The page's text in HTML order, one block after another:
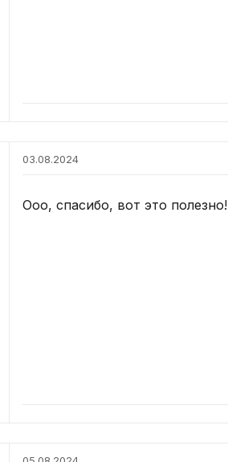
03.08.2024
Ооо, спасибо, вот это полезно!